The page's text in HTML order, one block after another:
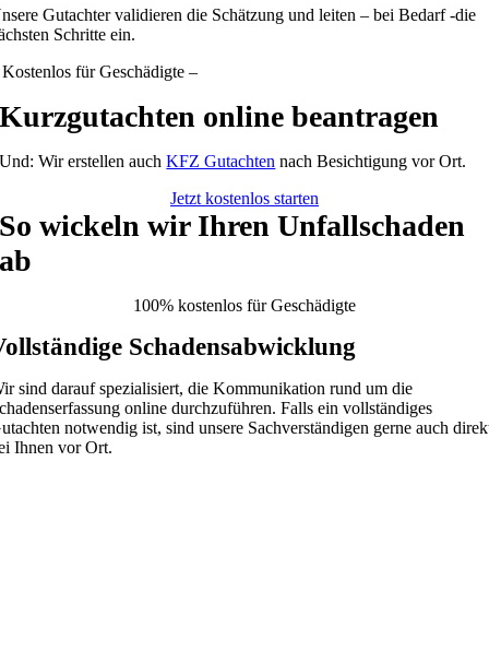
Gutachter validieren die Schätzung und leiten – bei Bedarf -die
Schritte ein.
für Geschädigte –
Kurzgutachten online beantragen
Und: Wir erstellen auchKFZ Gutachten nach Besichtigung vor Ort.
Jetzt kostenlos starten
So wickeln wir Ihren Unfallschaden
ab
100% kostenlos für Geschädigte
Schadensabwicklung
sind darauf spezialisiert, die Kommunikation rund um die
online durchzuführen. Falls ein vollständiges
notwendig ist, sind unsere Sachverständigen gerne auch
Ihnen vor Ort.